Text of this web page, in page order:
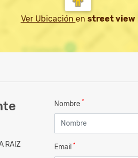
Ver Ubicación en street view
RAIZ
Nombre *
Email *